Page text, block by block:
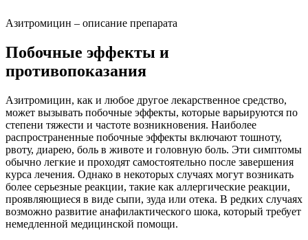
Азитромицин – описание препарата
Побочные эффекты и
противопоказания
Азитромицин, как и любое другое лекарственное средство,
может вызывать побочные эффекты, которые варьируются по
степени тяжести и частоте возникновения. Наиболее
распространенные побочные эффекты включают тошноту,
рвоту, диарею, боль в животе и головную боль. Эти симптомы
обычно легкие и проходят самостоятельно после завершения
курса лечения. Однако в некоторых случаях могут возникать
более серьезные реакции, такие как аллергические реакции,
проявляющиеся в виде сыпи, зуда или отека. В редких случаях
возможно развитие анафилактического шока, который требует
немедленной медицинской помощи.